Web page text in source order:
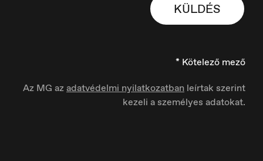
KÜLDÉS
* Kötelező mező
Az MG azadatvédelmi nyilatkozatban leírtak szerint
kezeli a személyes adatokat.